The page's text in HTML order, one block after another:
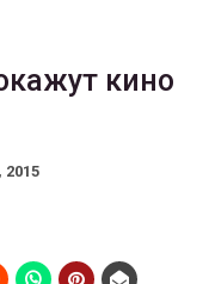
кино
2015